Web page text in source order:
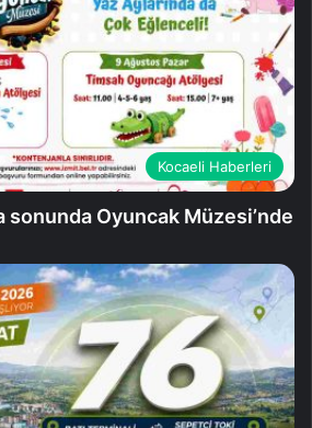
Kocaeli Haberleri
sonunda Oyuncak Müzesi’nde